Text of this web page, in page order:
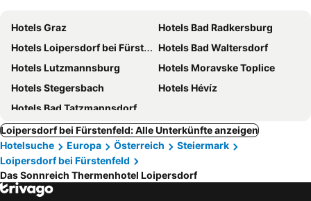
Hotels Graz
Hotels Bad Radkersburg
Hotels Loipersdorf bei Fürstenfeld
Hotels Bad Waltersdorf
Hotels Lutzmannsburg
Hotels Moravske Toplice
Hotels Stegersbach
Hotels Hévíz
Hotels Bad Tatzmannsdorf
Loipersdorf bei Fürstenfeld: Alle Unterkünfte anzeigen
Hotelsuche
Europa Österreich
Steiermark
Loipersdorf bei Fürstenfeld
Das Sonnreich Thermenhotel Loipersdorf